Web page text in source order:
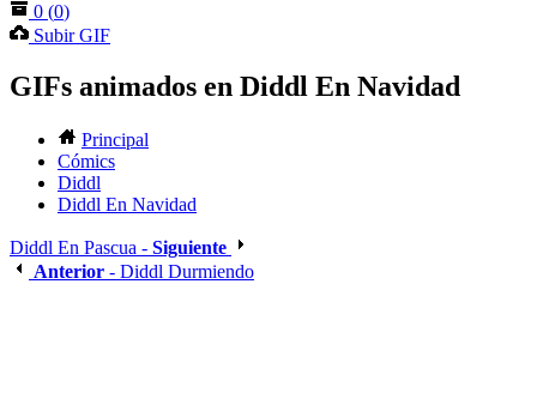
0 (0)
Subir GIF
GIFs animados en Diddl En Navidad
Principal
Cómics
Diddl
Diddl En Navidad
Diddl En Pascua - Siguiente
Anterior - Diddl Durmiendo